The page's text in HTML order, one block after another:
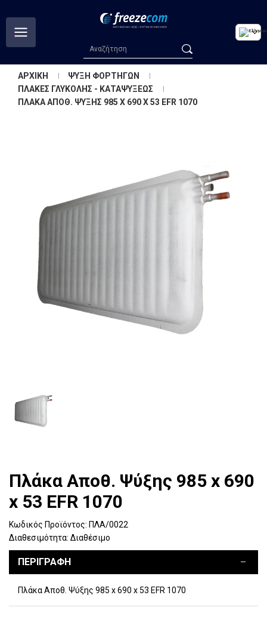
ΑΡΧΙΚΗ
ΨΥΞΗ ΦΟΡΤΗΓΩΝ
ΠΛΑΚΕΣ ΓΛΥΚΟΛΗΣ - ΚΑΤΑΨΥΞΕΩΣ
ΠΛΑΚΑ ΑΠΟΘ. ΨΥΞΗΣ 985 X 690 X 53 EFR 1070
Πλάκα Αποθ. Ψύξης 985 x 690
x 53 EFR 1070
Κωδικός Προϊόντος: ΠΛΑ/0022
Διαθεσιμότητα: Διαθέσιμο
ΠΕΡΙΓΡΑΦΗ
Πλάκα Αποθ. Ψύξης 985 x 690 x 53 EFR 1070